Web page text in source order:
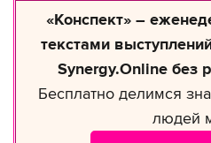
«Конспект» –
текстами
Synergy.Online без
Бесплатно делимся
людей